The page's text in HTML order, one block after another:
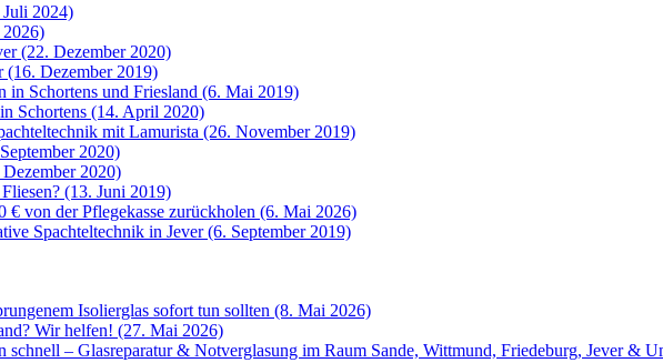
Juli 2024)
(22. Dezember 2020)
(16. Dezember 2019)
in Schortens und Friesland (6. Mai 2019)
Schortens (14. April 2020)
mit Lamurista (26. November 2019)
2020)
2020)
(13. Juni 2019)
€ von der Pflegekasse zurückholen (6. Mai 2026)
Spachteltechnik in Jever (6. September 2019)
Isolierglas sofort tun sollten (8. Mai 2026)
Wir helfen! (27. Mai 2026)
schnell – Glasreparatur & Notverglasung im Raum Sande, Wittmund, Friedeburg, Jever &